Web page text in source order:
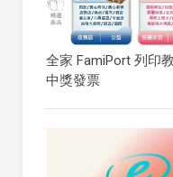
全家 FamiPort 列印
中獎發票